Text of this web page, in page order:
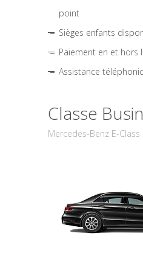
point
Sièges enfants
Paiement en et hors
Assistance
Classe
Mercedes-Benz E-